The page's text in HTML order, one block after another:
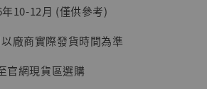
海賊王 系列蒐藏雕像 布魯克達
10-12月 (僅供參考)
廠商實際發貨時間為準
官網現貨區選購